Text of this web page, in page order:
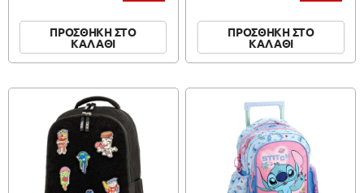
ΠΡΟΣΘΗΚΗ ΣΤΟ
ΚΑΛΑΘΙ
ΠΡΟΣΘΗΚΗ ΣΤΟ
ΚΑΛΑΘΙ